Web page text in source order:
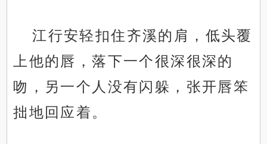
江行安轻扣住齐溪的肩，低头覆
上他的唇，落下一个很深很深的
吻，另一个人没有闪躲，张开唇笨
拙地回应着。